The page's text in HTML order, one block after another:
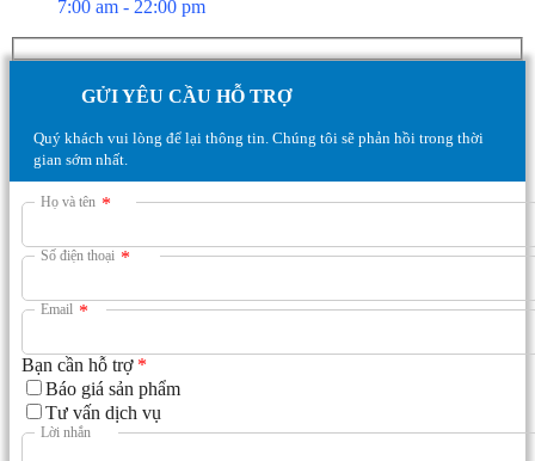
7:00 am - 22:00 pm
GỬI YÊU CẦU HỖ TRỢ
Quý khách vui lòng để lại thông tin. Chúng tôi sẽ phản hồi trong thời
gian sớm nhất.
Họ và tên *
Số điện thoại *
Email *
Bạn cần hỗ trợ *
Báo giá sản phẩm
Tư vấn dịch vụ
Lời nhắn